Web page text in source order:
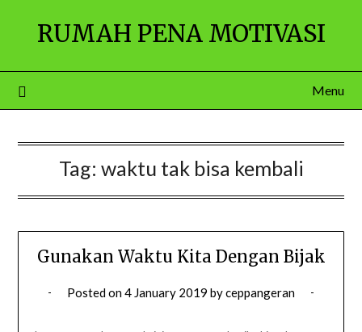
RUMAH PENA MOTIVASI
Menu
Tag: waktu tak bisa kembali
Gunakan Waktu Kita Dengan Bijak
Posted on4 January 2019 byceppangeran